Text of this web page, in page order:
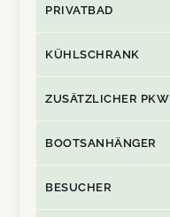
PRIVATBAD
KÜHLSCHRANK
ZUSÄTZLICHER PKW
BOOTSANHÄNGER
BESUCHER